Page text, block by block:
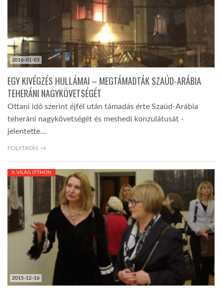
2016-01-03
EGY KIVÉGZÉS HULLÁMAI – MEGTÁMADTÁK SZAÚD-ARÁBIA
TEHERÁNI NAGYKÖVETSÉGÉT
Ottani idő szerint éjfél után támadás érte Szaúd-Arábia
teheráni nagykövetségét és meshedi konzulátusát -
jelentette…
FOLYTATÁS →
2015-12-16
A VILÁG ITTHON